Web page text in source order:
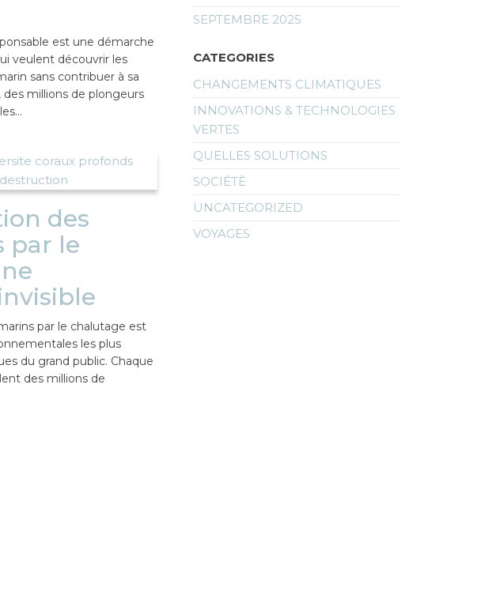
est une démarche
veulent découvrir les
sans contribuer à sa
millions de plongeurs
des
par le
par le chalutage est
les plus
du grand public. Chaque
des millions de
SEPTEMBRE 2025
CATEGORIES
CHANGEMENTS CLIMATIQUES
INNOVATIONS & TECHNOLOGIES
VERTES
QUELLES SOLUTIONS
SOCIÉTÈ
UNCATEGORIZED
VOYAGES